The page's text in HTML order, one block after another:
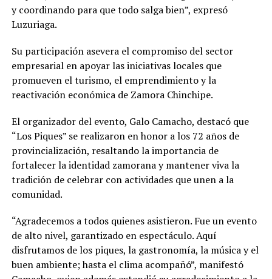
y coordinando para que todo salga bien”, expresó
Luzuriaga.
Su participación asevera el compromiso del sector
empresarial en apoyar las iniciativas locales que
promueven el turismo, el emprendimiento y la
reactivación económica de Zamora Chinchipe.
El organizador del evento, Galo Camacho, destacó que
“Los Piques” se realizaron en honor a los 72 años de
provincialización, resaltando la importancia de
fortalecer la identidad zamorana y mantener viva la
tradición de celebrar con actividades que unen a la
comunidad.
“Agradecemos a todos quienes asistieron. Fue un evento
de alto nivel, garantizado en espectáculo. Aquí
disfrutamos de los piques, la gastronomía, la música y el
buen ambiente; hasta el clima acompañó”, manifestó